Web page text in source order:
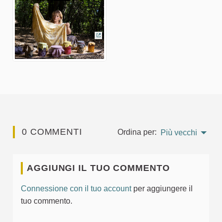
(Collegamento esterno)
0 COMMENTI Ordina per: Più vecchi
AGGIUNGI IL TUO COMMENTO
Connessione con il tuo accountper aggiungere il
tuo commento.